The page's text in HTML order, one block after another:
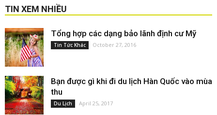
TIN XEM NHIỀU
Tổng hợp các dạng bảo lãnh định cư Mỹ
Tin Tức Khác October 27, 2016
Bạn được gì khi đi du lịch Hàn Quốc vào mùa
thu
Du Lịch April 25, 2017